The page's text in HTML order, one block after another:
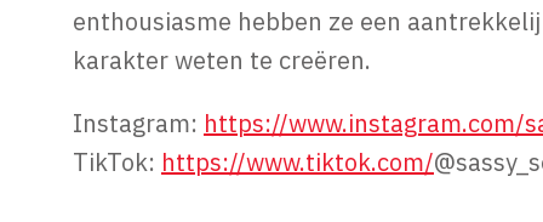
enthousiasme hebben ze een
karakter weten te creëren.
Instagram: https://www.instagram.com/
TikTok: https://www.tiktok.com/